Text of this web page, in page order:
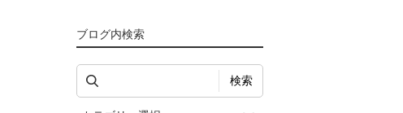
ブログ内検索
検索